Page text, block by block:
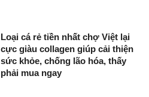
Loại cá rẻ tiền nhất chợ Việt lại
cực giàu collagen giúp cải thiện
sức khỏe, chống lão hóa, thấy
phải mua ngay